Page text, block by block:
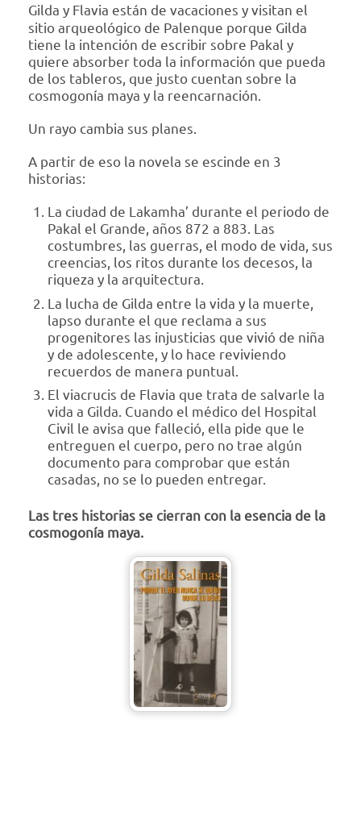
Gilda y Flavia están de vacaciones y visitan el
sitio arqueológico de Palenque porque Gilda
tiene la intención de escribir sobre Pakal y
quiere absorber toda la información que pueda
de los tableros, que justo cuentan sobre la
cosmogonía maya y la reencarnación.
Un rayo cambia sus planes.
A partir de eso la novela se escinde en 3
historias:
La ciudad de Lakamha’ durante el periodo de
Pakal el Grande, años 872 a 883. Las
costumbres, las guerras, el modo de vida, sus
creencias, los ritos durante los decesos, la
riqueza y la arquitectura.
La lucha de Gilda entre la vida y la muerte,
lapso durante el que reclama a sus
progenitores las injusticias que vivió de niña
y de adolescente, y lo hace reviviendo
recuerdos de manera puntual.
El viacrucis de Flavia que trata de salvarle la
vida a Gilda. Cuando el médico del Hospital
Civil le avisa que falleció, ella pide que le
entreguen el cuerpo, pero no trae algún
documento para comprobar que están
casadas, no se lo pueden entregar.
Las tres historias se cierran con la esencia de la
cosmogonía maya.